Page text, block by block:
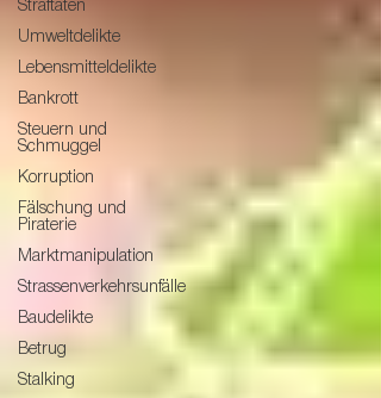
Straftaten
Umweltdelikte
Lebensmitteldelikte
Bankrott
Steuern und
Schmuggel
Korruption
Fälschung und
Piraterie
Marktmanipulation
Strassenverkehrsunfälle
Baudelikte
Betrug
Stalking